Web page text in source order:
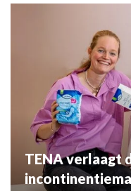
TENA verlaagt